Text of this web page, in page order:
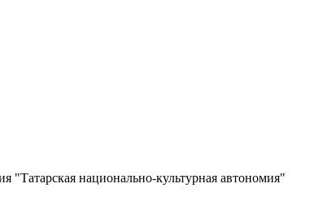
национально-культурная автономия"